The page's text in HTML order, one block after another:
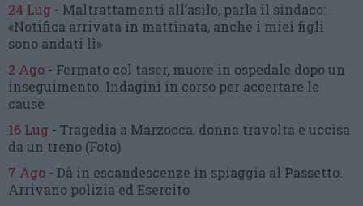
24 Lug - Maltrattamenti all’asilo, parla il sindaco:
«Notifica arrivata in mattinata, anche i miei figli
sono andati lì»
2 Ago - Fermato col taser, muore in ospedale dopo un
inseguimento. Indagini in corso per accertare le
cause
16 Lug - Tragedia a Marzocca, donna travolta e uccisa
da un treno (Foto)
7 Ago - Dà in escandescenze in spiaggia al Passetto.
Arrivano polizia ed Esercito